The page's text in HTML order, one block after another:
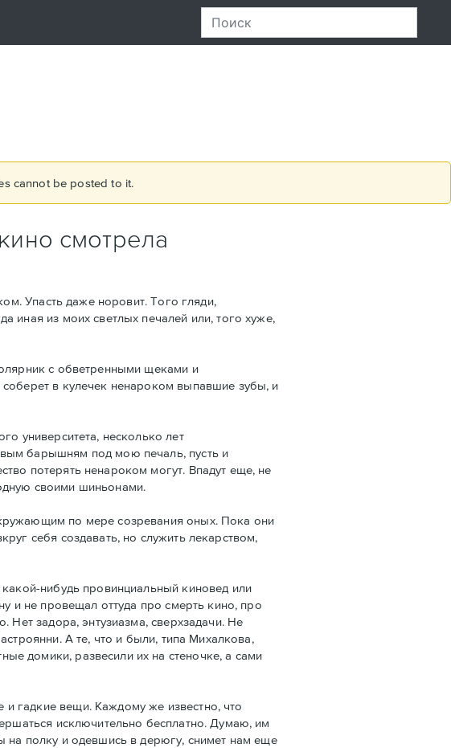
cannot be posted to it.
смотрела
Упасть даже норовит. Того гляди,
иная из моих светлых печалей или, того хуже,
с обветренными щеками и
в кулечек ненароком выпавшие зубы, и
университета, несколько лет
барышням под мою печаль, пусть и
потерять ненароком могут. Впадут еще, не
своими шиньонами.
по мере созревания оных. Пока они
себя создавать, но служить лекарством,
нибудь провинциальный киновед или
и не провещал оттуда про смерть кино, про
Нет задора, энтузиазма, сверхзадачи. Не
А те, что и были, типа Михалкова,
домики, развесили их на стеночке, а сами
гадкие вещи. Каждому же известно, что
исключительно бесплатно. Думаю, им
на полку и одевшись в дерюгу, снимет нам еще